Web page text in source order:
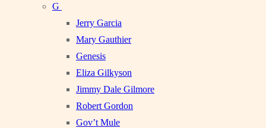
G
Jerry Garcia
Mary Gauthier
Genesis
Eliza Gilkyson
Jimmy Dale Gilmore
Robert Gordon
Gov’t Mule